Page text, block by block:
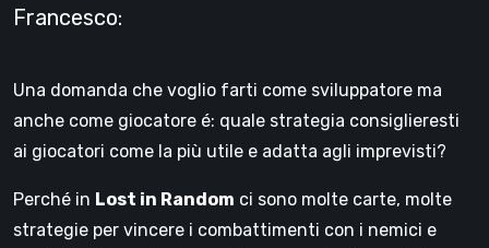
Francesco:
Una domanda che voglio farti come sviluppatore ma
anche come giocatore é: quale strategia consiglieresti
ai giocatori come la più utile e adatta agli imprevisti?
Perché in Lost in Random ci sono molte carte, molte
strategie per vincere i combattimenti con i nemici e